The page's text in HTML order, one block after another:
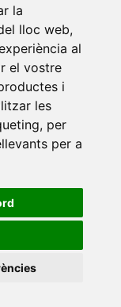
la
lloc web,
al
el vostre
i
les
, per
per a
d'Alacant
Autònoma de
•Universitat
de Girona
Universitat
Jaume I
Hernández
•Universitat
Ramon Llull
de Sàsser•
de Vic -